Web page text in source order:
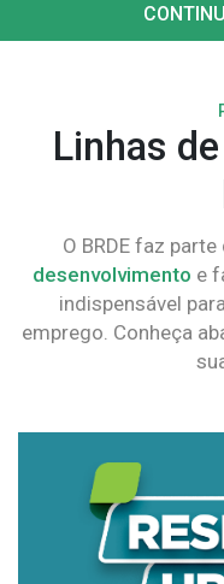
Linhas
O BRDE faz
desenvolvimento e
indispensável
emprego. Conheça